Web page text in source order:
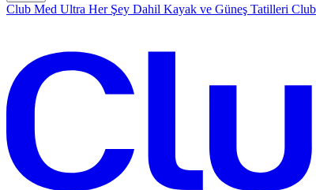
Club Med Ultra Her Şey Dahil Kayak ve Güneş Tatilleri